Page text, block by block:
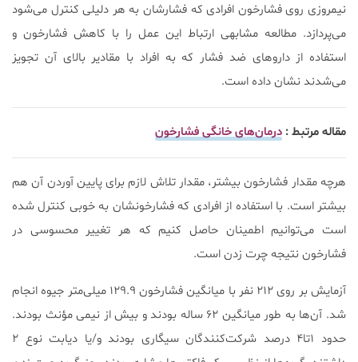
نیمروزی روی فشارخون افرادی که فشارشان به هر دلیلی کنترل می‌شود
می‌پردازد. مطالعه مشابهی ارتباط این عمل را با کاهش فشارخون و
استفاده از داروهای ضد فشار که به افراد با مقادیر بالای آن تجویز
می‌شدند نشان داده است.
مقاله مرتبط : درمان‌های خانگی فشارخون
هرچه مقدار فشارخون بیشتر، مقدار تلاش لازم برای پایین آوردن آن هم
بیشتر است. با استفاده از افرادی که فشارخونشان به خوبی کنترل شده
است می‌توانیم اطمینان حاصل کنیم که هر تغییر محسوسی در
فشارخون نتیجه چرت زدن است.
آزمایش بر روی ۲۱۲ نفر با میانگین فشارخون ۱۲۹.۹ میلی‌متر جیوه انجام
شد. آن‌ها به طور میانگین ۶۲ ساله بودند و بیش از نیمی مؤنث بودند.
حدود ۱تا۴ درصد شرکت‌کنندگان سیگاری بودند و/یا دیابت نوع ۲